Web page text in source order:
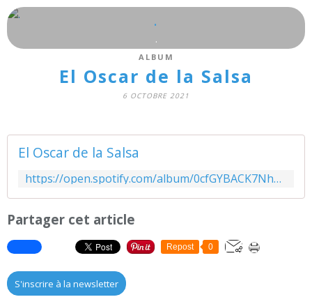
.
.
ALBUM
El Oscar de la Salsa
6 OCTOBRE 2021
El Oscar de la Salsa
https://open.spotify.com/album/0cfGYBACK7NhmQdJu1aal6?si=acrzKeB5QBOeko5t8WsDnw&utm_source=copy-link&dl_branch=1
Partager cet article
Repost 0
S'inscrire à la newsletter